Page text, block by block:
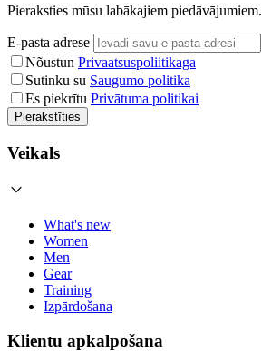
Pieraksties mūsu labākajiem piedāvājumiem.
E-pasta adrese
Nõustun Privaatsuspoliitikaga
Sutinku su Saugumo politika
Es piekrītu Privātuma politikai
Pierakstīties
Veikals
What's new
Women
Men
Gear
Training
Izpārdošana
Klientu apkalpošana